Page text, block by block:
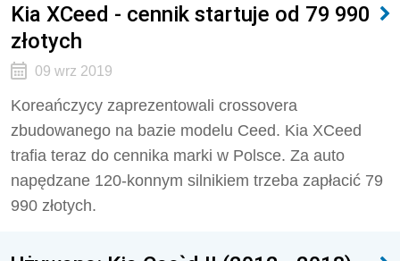
Kia XCeed - cennik startuje od 79 990
złotych
09 wrz 2019
Koreańczycy zaprezentowali crossovera
zbudowanego na bazie modelu Ceed. Kia XCeed
trafia teraz do cennika marki w Polsce. Za auto
napędzane 120-konnym silnikiem trzeba zapłacić 79
990 złotych.